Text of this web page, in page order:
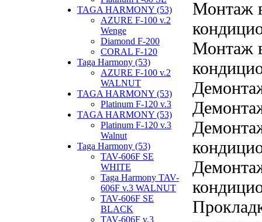
TAGA HARMONY (53)
AZURE F-100 v.2
Wenge
Diamond F-200
CORAL F-120
Taga Harmony (53)
AZURE F-100 v.2
WALNUT
TAGA HARMONY (53)
Platinum F-120 v.3
TAGA HARMONY (53)
Platinum F-120 v.3
Walnut
Taga Harmony (53)
TAV-606F SE
WHITE
Taga Harmony TAV-
606F v.3 WALNUT
TAV-606F SE
BLACK
TAV-606F v.3
Монтаж
Монтаж